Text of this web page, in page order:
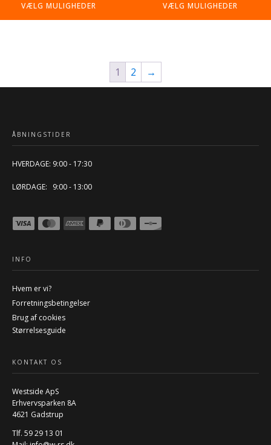
VÆLG MULIGHEDER VÆLG MULIGHEDER
1 2 →
ÅBNINGSTIDER
HVERDAGE: 9:00 - 17:30
LØRDAGE: 9:00 - 13:00
INFO
Hvem er vi?
Forretningsbetingelser
Brug af cookies
Størrelsesguide
KONTAKT OS
Westside ApS
Erhvervsparken 8A
4621 Gadstrup
Tlf. 59 29 13 01